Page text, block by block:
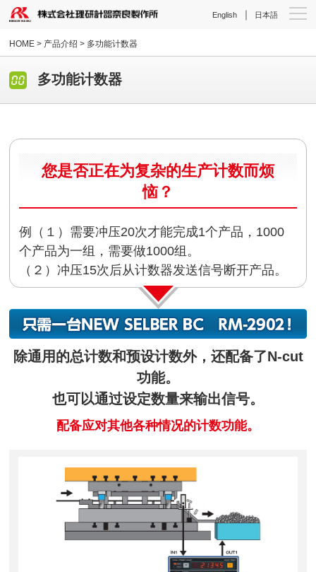
English ｜ 日本語
HOME > 产品介绍 > 多功能计数器
多功能计数器
您是否正在为复杂的生产计数而烦
恼？
例（１）需要冲压20次才能完成1个产品，1000
个产品为一组，需要做1000组。
（２）冲压15次后从计数器发送信号断开产品。
除通用的总计数和预设计数外，还配备了N-cut
功能。
也可以通过设定数量来输出信号。
配备应对其他各种情况的计数功能。